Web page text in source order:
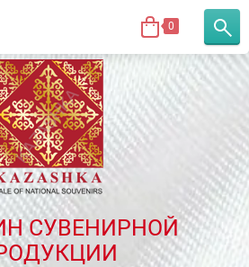
0
СУВЕНИРНОЙ